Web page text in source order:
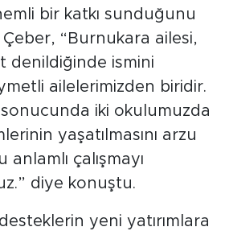
bir katkı sunduğunu
“Burnukara ailesi,
denildiğinde ismini
ailelerimizden biridir.
iki okulumuzda
yaşatılmasını arzu
çalışmayı
diye konuştu.
yeni yatırımlara